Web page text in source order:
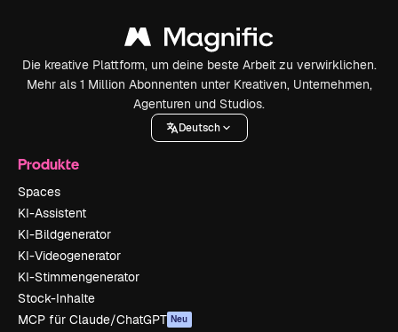
Die kreative Plattform, um deine beste Arbeit zu verwirklichen.
Mehr als 1 Million Abonnenten unter Kreativen, Unternehmen,
Agenturen und Studios.
Deutsch
Produkte
Spaces
KI-Assistent
KI-Bildgenerator
KI-Videogenerator
KI-Stimmengenerator
Stock-Inhalte
MCP für Claude/ChatGPT Neu